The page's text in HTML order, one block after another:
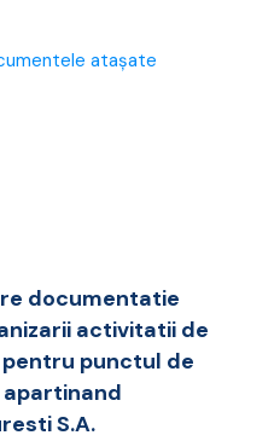
atașate
documentatie
activitatii de
punctul de
apartinand
S.A.